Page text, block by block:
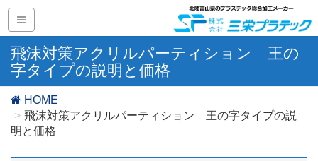
飛沫対策アクリルパーティション 王の
字タイプの説明と価格
HOME
飛沫対策アクリルパーティション 王の字タイプの説
明と価格